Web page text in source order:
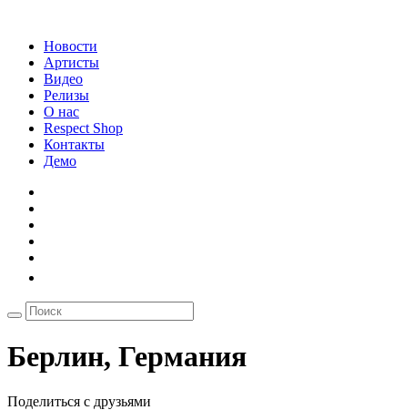
Новости
Артисты
Видео
Релизы
О нас
Respect Shop
Контакты
Демо
Берлин, Германия
Поделиться с друзьями